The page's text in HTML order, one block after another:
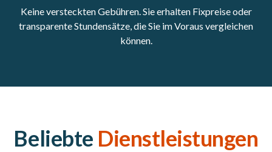
Keine versteckten Gebühren. Sie erhalten Fixpreise oder
transparente Stundensätze, die Sie im Voraus vergleichen
können.
Beliebte Dienstleistungen